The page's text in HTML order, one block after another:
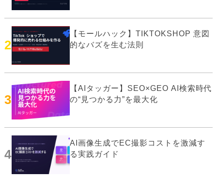
2
【モールハック】TIKTOKSHOP 意図
的なバズを生む法則
3
【AIタッガー】SEO×GEO AI検索時代
の“見つかる力”を最大化
4
AI画像生成でEC撮影コストを激減す
る実践ガイド